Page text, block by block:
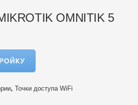
OMNITIK 5
, Точки доступа WiFi